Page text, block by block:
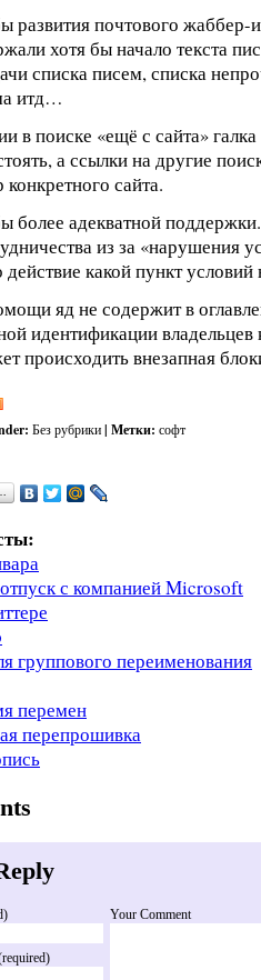
развития почтового
хотя бы начало текста
списка писем, списка
итд…
в поиске «ещё с сайта»
а ссылки на другие
сайта.
более адекватной
из за «нарушения
действие какой пункт
яд не содержит в
идентификации
происходить внезапная
Без рубрики| Метки: софт
с компанией Microsoft
группового переименования
перемен
перепрошивка
Your Comment